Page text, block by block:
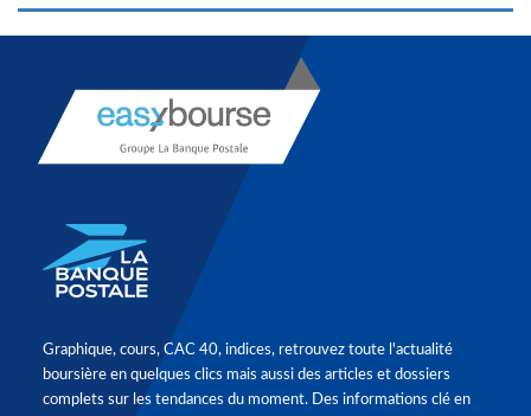
Graphique, cours, CAC 40, indices, retrouvez toute l'actualité
boursière en quelques clics mais aussi des articles et dossiers
complets sur les tendances du moment. Des informations clé en